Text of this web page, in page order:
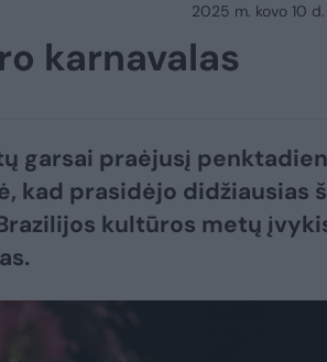
2025 m. kovo 10
karnavalas
garsai praėjusį
kad prasidėjo didžiausias
kultūros metų